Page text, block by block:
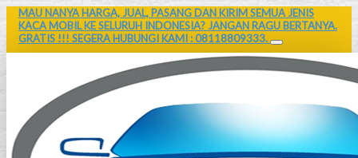
MAU NANYA HARGA, JUAL, PASANG DAN KIRIM SEMUA JENIS
KACA MOBIL KE SELURUH INDONESIA? JANGAN RAGU BERTANYA.
GRATIS !!! SEGERA HUBUNGI KAMI : 08118809333.